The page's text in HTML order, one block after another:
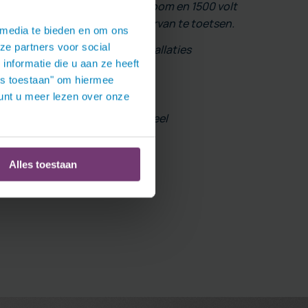
te bieden en om ons
partners voor social
die u aan ze heeft
toestaan" om hiermee
u meer lezen over onze
Alles toestaan
tot 1000 volt wisselstroom en 1500 volt
om de veiligheid daarvan te toetsen.
van elektrische installaties
van vakbekwaam personeel
elektrische installaties.
3140?